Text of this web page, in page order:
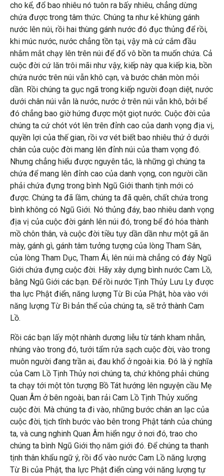
cho kể, đổ bao nhiêu nó tuôn ra bấy nhiêu, chẳng dừng
chứa được trong tâm thức. Chúng ta như kẻ khùng gánh
nước lên núi, rồi hai thùng gánh nước đó đục thủng để rồi,
khi múc nước, nước chẳng tồn tại, vậy mà cứ cắm đầu
nhắm mắt chạy lên trên núi để đổ vô bồn ta muốn chứa. Cả
cuộc đời cứ lăn trôi mãi như vậy, kiếp này qua kiếp kia, bồn
chứa nước trên núi vẫn khô cạn, và bước chân mòn mỏi
dần. Rồi chúng ta gục ngã trong kiếp người đoạn diệt, nước
dưới chân núi vẫn là nước, nước ở trên núi vẫn khô, bởi bể
đó chẳng bao giờ hứng được một giọt nước. Cuộc đời của
chúng ta cứ chót vót lên trên đỉnh cao của danh vọng địa vị,
quyền lợi của thế gian, rồi vơ vét biết bao nhiêu thứ ở dưới
chân của cuộc đời mang lên đỉnh núi của tham vọng đó.
Nhưng chẳng hiểu được nguyên tắc, là những gì chúng ta
chứa để mang lên đỉnh cao của danh vọng, con người cần
phải chứa đựng trong bình Ngũ Giới thanh tịnh mới có
được. Chúng ta đã lầm, chúng ta đã quên, chất chứa trong
bình không có Ngũ Giới. Nó thủng đáy, bao nhiêu danh vọng
địa vị của cuộc đời gánh lên núi đó, trong bể đó hóa thành
mồ chôn thân, và cuộc đời tiều tụy dần dần như một gã ăn
mày, gánh gì, gánh tâm tưởng tượng của lòng Tham Sân,
của lòng Tham Dục, Tham Ái, lên núi mà chẳng có đáy Ngũ
Giới chứa đựng cuộc đời. Hãy xây dựng bình nước Cam Lồ,
bằng Ngũ Giới các bạn. Để rồi nước Tịnh Thủy Lưu Ly được
tha lực Phật điển, năng lượng Từ Bi của Phật, hòa vào với
năng lượng Từ Bi bản thể của chúng ta, sẽ trở thành Cam
Lồ.
Rồi các bạn lấy một nhành dương liễu từ tánh kham nhẫn,
nhúng vào trong đó, tưới tẩm rửa sạch cuộc đời, vào trong
muôn người đang trần ai, đau khổ ở ngoài kia. Đó là ý nghĩa
của Cam Lồ Tịnh Thủy nơi chúng ta, chứ không phải chúng
ta chạy tới một tôn tượng Bồ Tát hướng lên nguyện cầu Mẹ
Quan Âm ở bên ngoài, ban rải Cam Lồ Tịnh Thủy xuống
cuộc đời. Mà chúng ta đi vào, những bước chân an lạc của
cuộc đời, tịch tĩnh bước vào bên trong Phật tánh của chúng
ta, và cung nghinh Quan Âm hiển ngự ở nơi đó, trao cho
chúng ta bình Ngũ Giới thọ năm giới đó. Để chúng ta thanh
tịnh thân khẩu ngữ ý, rồi đổ vào nước Cam Lồ năng lượng
Từ Bi của Phật, tha lực Phật điển cùng với năng lượng tự